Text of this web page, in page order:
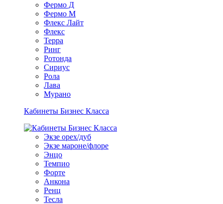
Фермо Д
Фермо М
Флекс Лайт
Флекс
Терра
Ринг
Ротонда
Сириус
Рола
Лава
Мурано
Кабинеты Бизнес Класса
Экзе орех/дуб
Экзе мароне/флоре
Энцо
Темпио
Форте
Анкона
Ренц
Тесла